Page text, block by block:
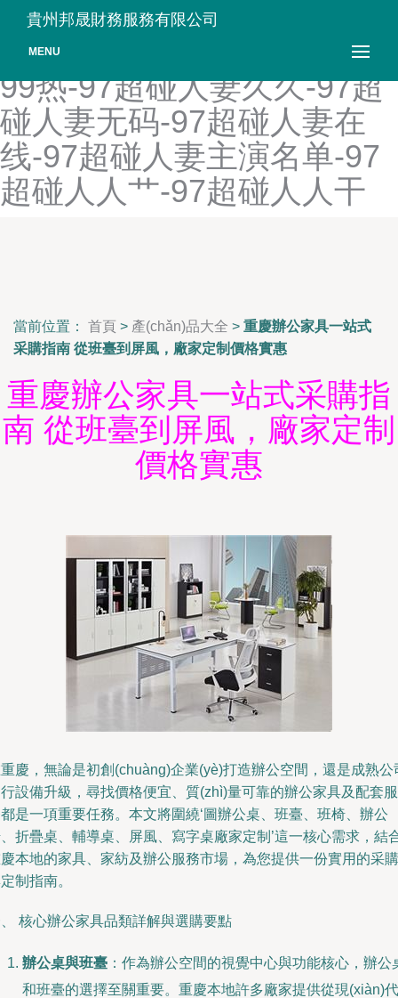
97超碰人家-97超碰人久
久-97超碰人妻-97超碰人妻
99热-97超碰人妻久久-97超
碰人妻无码-97超碰人妻在
线-97超碰人妻主演名单-97
超碰人人艹-97超碰人人干
貴州邦晟財務服務有限公司
MENU
當前位置： 首頁 > 產(chǎn)品大全 > 重慶辦公家具一站式
采購指南 從班臺到屏風，廠家定制價格實惠
重慶辦公家具一站式采購指
南 從班臺到屏風，廠家定制
價格實惠
慶，無論是初創(chuàng)企業(yè)打造辦公空間，還是成熟公
設備升級，尋找價格便宜、質(zhì)量可靠的辦公家具及配套服
是一項重要任務。本文將圍繞‘圖辦公桌、班臺、班椅、辦公
折疊桌、輔導桌、屏風、寫字桌廠家定制’這一核心需求，結
本地的家具、家紡及辦公服務市場，為您提供一份實用的采購
制指南。
核心辦公家具品類詳解與選購要點
辦公桌與班臺 ：作為辦公空間的視覺中心與功能核心，辦公
和班臺的選擇至關重要。重慶本地許多廠家提供從現(xiàn)代